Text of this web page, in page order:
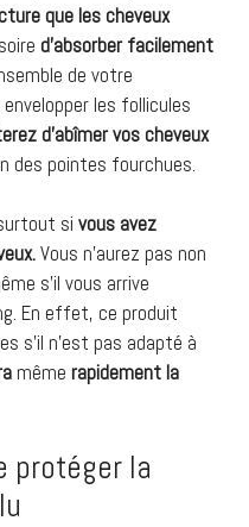
que les cheveux
d’absorber facilement
de votre
les follicules
d’abîmer vos cheveux
des pointes fourchues.
si vous avez
Vous n’aurez pas non
s’il vous arrive
En effet, ce produit
s’il n’est pas adapté à
même rapidement la
protéger la